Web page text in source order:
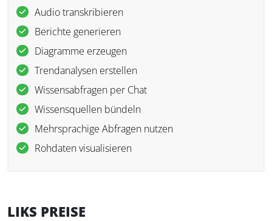
Audio transkribieren
Berichte generieren
Diagramme erzeugen
Trendanalysen erstellen
Wissensabfragen per Chat
Wissensquellen bündeln
Mehrsprachige Abfragen nutzen
Rohdaten visualisieren
LIKS PREISE